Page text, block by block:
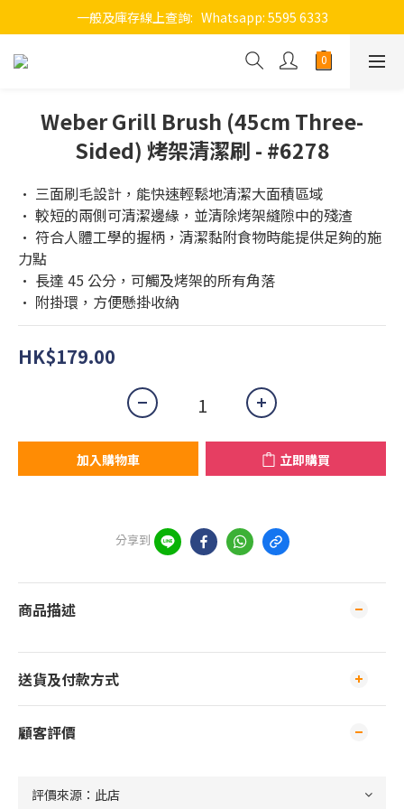
一般及庫存線上查詢:   Whatsapp: 5595 6333
Weber Grill Brush (45cm Three-
Sided) 烤架清潔刷 - #6278
• 三面刷毛設計，能快速輕鬆地清潔大面積區域
• 較短的兩側可清潔邊緣，並清除烤架縫隙中的殘渣
• 符合人體工學的握柄，清潔黏附食物時能提供足夠的施
力點
• 長達 45 公分，可觸及烤架的所有角落
• 附掛環，方便懸掛收納
HK$179.00
加入購物車 立即購買
分享到
商品描述
送貨及付款方式
顧客評價